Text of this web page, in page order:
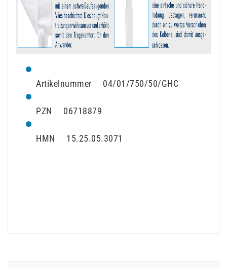
Artikelnummer 04/01/750/50/GHC
PZN 06718879
HMN 15.25.05.3071